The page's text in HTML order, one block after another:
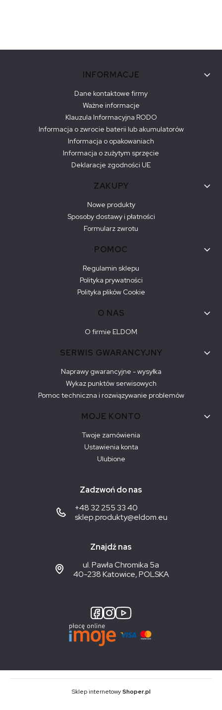
INFORMACJE
Dane kontaktowe firmy
Ważne informacje
Klauzula Informacyjna RODO
Informacja o zwrocie baterii lub akumulatorów
Informacja o opakowaniach
Informacja o zużytym sprzęcie
Deklaracje zgodności UE
ZAKUPY
Nowe produkty
Sposoby dostawy i płatności
Formularz zwrotu
POMOC
Regulamin sklepu
Polityka prywatności
Polityka plików Cookie
O NAS
O firmie ELDOM
SERWIS GWARANCYJNY
Naprawy gwarancyjne - wysyłka
Wykaz punktów serwisowych
Pomoc techniczna i rozwiązywanie problemów
MOJE KONTO
Twoje zamówienia
Ustawienia konta
Ulubione
Zadzwoń do nas
+48 32 255 33 40
sklep.produkty@eldom.eu
Znajdź nas
ul. Pawła Chromika 5a
40-238 Katowice, POLSKA
Sklep internetowyShoper.pl